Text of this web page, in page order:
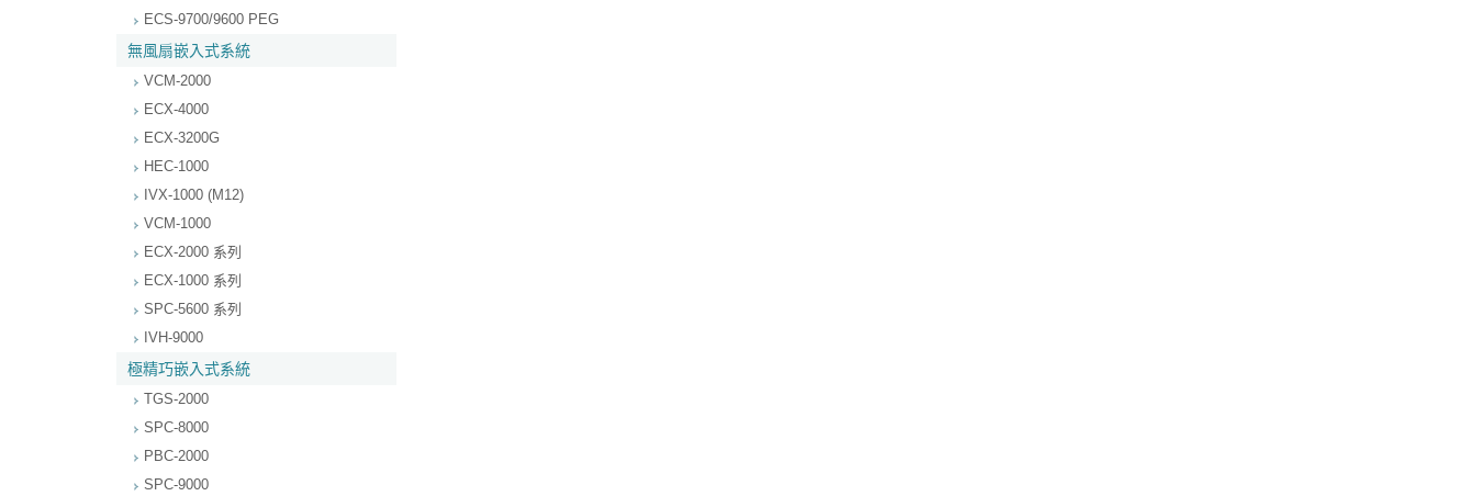
ECS-9700/9600 PEG
無風扇嵌入式系統
VCM-2000
ECX-4000
ECX-3200G
HEC-1000
IVX-1000 (M12)
VCM-1000
ECX-2000 系列
ECX-1000 系列
SPC-5600 系列
IVH-9000
極精巧嵌入式系統
TGS-2000
SPC-8000
PBC-2000
SPC-9000